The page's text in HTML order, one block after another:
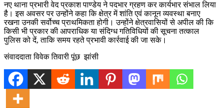
नए थाना प्रभारी वेद प्रकाश पाण्डेय ने पदभार ग्रहण कर कार्यभार संभाल लिया
है। इस अवसर पर उन्होंने कहा कि क्षेत्र में शांति एवं कानून व्यवस्था बनाए
रखना उनकी सर्वोच्च प्राथमिकता होगी। उन्होंने क्षेत्रवासियों से अपील की कि
किसी भी प्रकार की आपराधिक या संदिग्ध गतिविधियों की सूचना तत्काल
पुलिस को दें, ताकि समय रहते प्रभावी कार्रवाई की जा सके।
संवाददाता विवेक तिवारी पूंछ झांसी